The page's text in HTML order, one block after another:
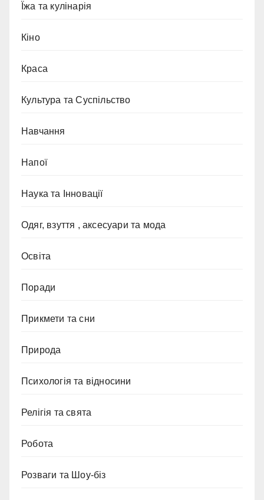
Їжа та кулінарія
Кіно
Краса
Культура та Суспільство
Навчання
Напої
Наука та Інновації
Одяг, взуття , аксесуари та мода
Освіта
Поради
Прикмети та сни
Природа
Психологія та відносини
Релігія та свята
Робота
Розваги та Шоу-біз